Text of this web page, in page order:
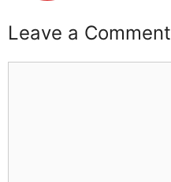
Leave a Comment